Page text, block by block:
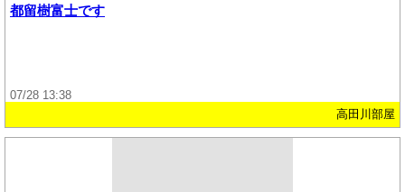
都留樹富士です
07/28 13:38
高田川部屋